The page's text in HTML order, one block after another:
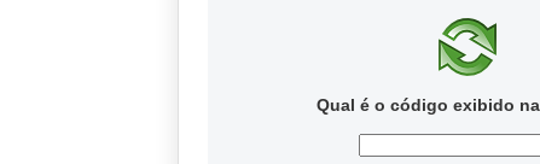
Qual é o código exibido